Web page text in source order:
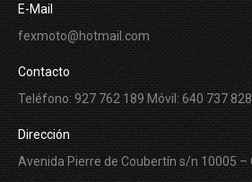
E-Mail
fexmoto@hotmail.com
Contacto
Teléfono: 927 762 189 Móvil: 640 737 828
Dirección
Avenida Pierre de Coubertín s/n 10005 –